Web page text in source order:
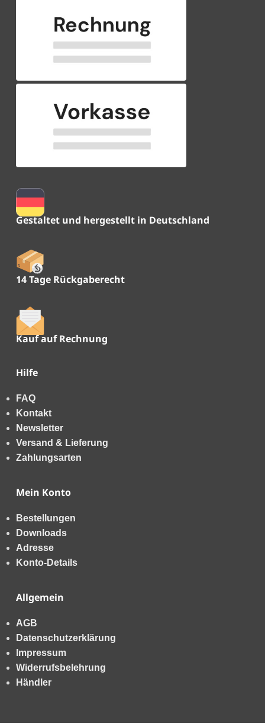
Gestaltet und hergestellt in Deutschland
14 Tage Rückgaberecht
Kauf auf Rechnung
Hilfe
FAQ
Kontakt
Newsletter
Versand & Lieferung
Zahlungsarten
Mein Konto
Bestellungen
Downloads
Adresse
Konto-Details
Allgemein
AGB
Datenschutzerklärung
Impressum
Widerrufsbelehrung
Händler